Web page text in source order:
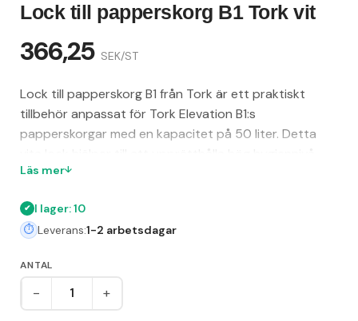
Lock till papperskorg B1 Tork vit
366,25 SEK/ST
Lock till papperskorg B1 från Tork är ett praktiskt
tillbehör anpassat för Tork Elevation B1:s
papperskorgar med en kapacitet på 50 liter. Detta
och ger ett renare intryck, särskilt i miljöer där detta
07322540366662.
Läs mer
I lager: 10
Leverans:1-2 arbetsdagar
ANTAL
- +